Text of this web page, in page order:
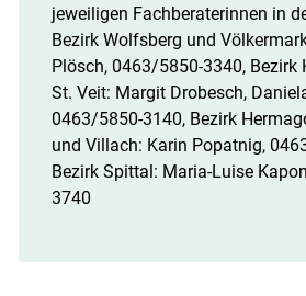
jeweiligen Fachberaterinnen in
Bezirk Wolfsberg und
Plösch, 0463/5850-3340, Bezirk
St. Veit: Margit Drobesch,
0463/5850-3140, Bezirk
und Villach: Karin Popatnig,
Bezirk Spittal: Maria-Luise
3740